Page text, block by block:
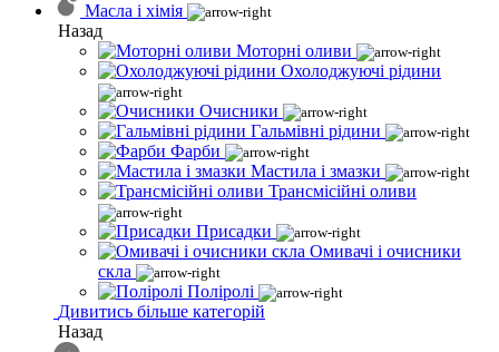
Масла і хімія
Назад
Моторні оливи
Охолоджуючі рідини
Очисники
Гальмівні рідини
Фарби
Мастила і змазки
Трансмісійні оливи
Присадки
Омивачі і очисники
скла
Поліролі
Дивитись більше категорій
Назад